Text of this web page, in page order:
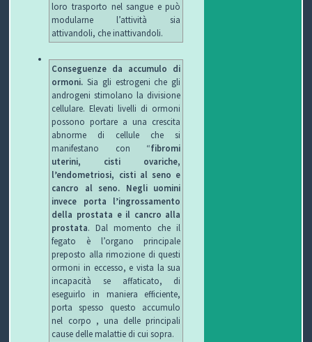
loro trasporto nel sangue e può
modularne l’attività sia
attivandoli, che inattivandoli.
Conseguenze da accumulo di
ormoni. Sia gli estrogeni che gli
androgeni stimolano la divisione
cellulare. Elevati livelli di ormoni
possono portare a una crescita
abnorme di cellule che si
manifestano con “fibromi
uterini, cisti ovariche,
l’endometriosi, cisti al seno e
cancro al seno. Negli uomini
invece porta l’ingrossamento
della prostata e il cancro alla
prostata. Dal momento che il
fegato è l’organo principale
preposto alla rimozione di questi
ormoni in eccesso, e vista la sua
incapacità se affaticato, di
eseguirlo in maniera efficiente,
porta spesso questo accumulo
nel corpo , una delle principali
cause delle malattie di cui sopra.